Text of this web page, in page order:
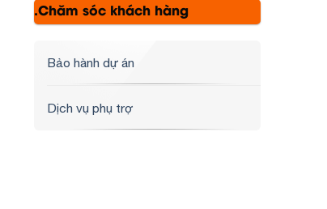
.Chăm sóc khách hàng
Bảo hành dự án
Dịch vụ phụ trợ